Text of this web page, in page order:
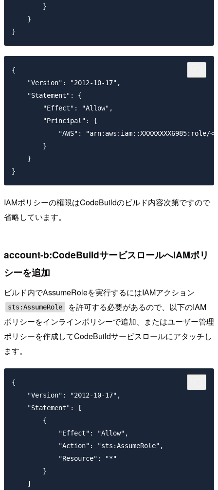
        }
    }
{
    "Version": "2012-10-17",
    "Statement": {
        "Effect": "Allow",
        "Principal": {
"AWS": "arn:aws:iam::XXXXXXXX6985:role/
        }
    }
IAMポリシーの権限はCodeBuildのビルド内容次第ですので
省略しています。
account-b:CodeBuildサービスロールへIAMポリ
シーを追加
ビルド内でAssumeRoleを実行するにはIAMアクション
sts:AssumeRole
を許可する必要があるので、以下のIAM
ポリシーをインラインポリシーで追加、またはユーザー管理
ポリシーを作成してCodeBuildサービスロールにアタッチし
ます。
{
    "Version": "2012-10-17",
    "Statement": [
        {
            "Effect": "Allow",
            "Action": "sts:AssumeRole",
            "Resource": "*"
        }
    ]